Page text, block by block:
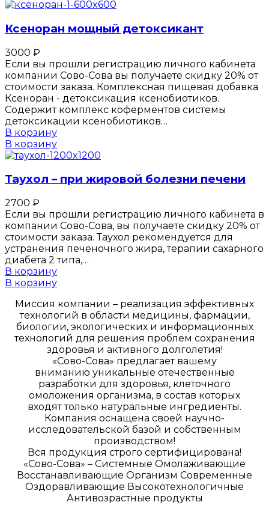
Ксеноран мощный детоксикант
3000 ₽
Если вы прошли регистрацию личного кабинета
компании Сово-Сова вы получаете скидку 20% от
стоимости заказа. Комплексная пищевая добавка
Ксеноран - детоксикация ксенобиотиков.
Содержит комплекс коферментов системы
детоксикации ксенобиотиков…
В корзину
В корзину
Таухол – при жировой болезни печени
2700 ₽
Если вы прошли регистрацию личного кабинета в
компании Сово-Сова, вы получаете скидку 20% от
стоимости заказа. Таухол рекомендуется для
устранения печеночного жира, терапии сахарного
диабета 2 типа,…
В корзину
В корзину
Миссия компании – реализация эффективных
технологий в области медицины, фармации,
биологии, экологических и информационных
технологий для решения проблем сохранения
здоровья и активного долголетия!
«Сово-Сова» предлагает вашему
вниманию уникальные отечественные
разработки для здоровья, клеточного
омоложения организма, в состав которых
входят только натуральные ингредиенты.
Компания оснащена своей научно-
исследовательской базой и собственным
производством!
Вся продукция строго сертифицирована!
«Сово-Сова» – Системные Омолаживающие
Восстанавливающие Организм Современные
Оздоравливающие Высокотехнологичные
Антивозрастные продукты